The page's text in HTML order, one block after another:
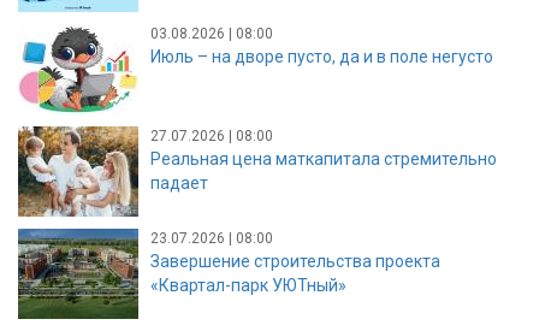
03.08.2026 | 08:00
Июль – на дворе пусто, да и в поле негусто
27.07.2026 | 08:00
Реальная цена маткапитала стремительно
падает
23.07.2026 | 08:00
Завершение строительства проекта
«Квартал-парк УЮТный»